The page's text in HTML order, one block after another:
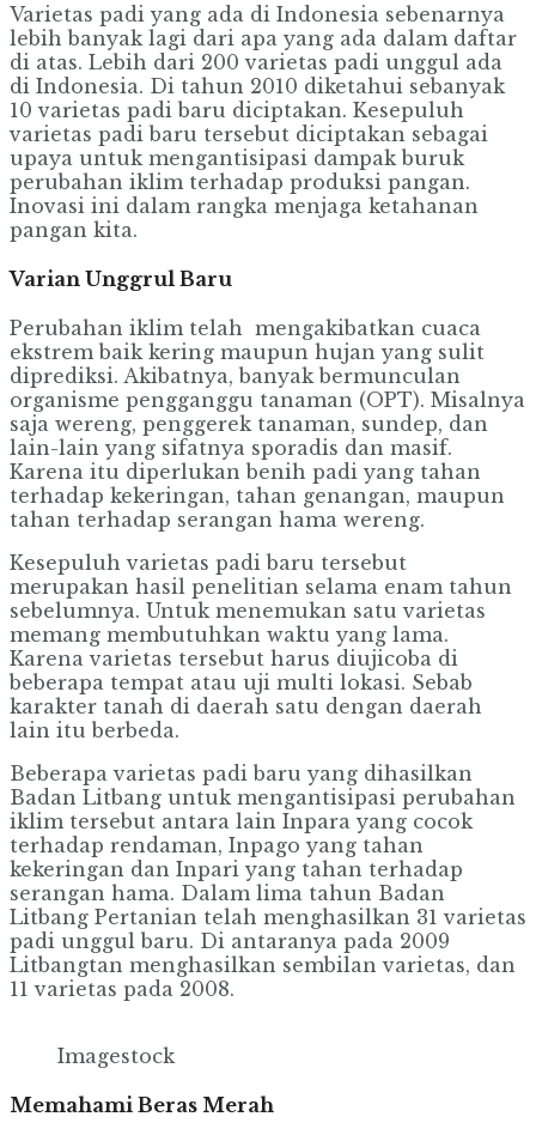
Varietas padi yang ada di Indonesia sebenarnya
lebih banyak lagi dari apa yang ada dalam daftar
di atas. Lebih dari 200 varietas padi unggul ada
di Indonesia. Di tahun 2010 diketahui sebanyak
10 varietas padi baru diciptakan. Kesepuluh
varietas padi baru tersebut diciptakan sebagai
upaya untuk mengantisipasi dampak buruk
perubahan iklim terhadap produksi pangan.
Inovasi ini dalam rangka menjaga ketahanan
pangan kita.
Varian Unggrul Baru
Perubahan iklim telah mengakibatkan cuaca
ekstrem baik kering maupun hujan yang sulit
diprediksi. Akibatnya, banyak bermunculan
organisme pengganggu tanaman (OPT). Misalnya
saja wereng, penggerek tanaman, sundep, dan
lain-lain yang sifatnya sporadis dan masif.
Karena itu diperlukan benih padi yang tahan
terhadap kekeringan, tahan genangan, maupun
tahan terhadap serangan hama wereng.
Kesepuluh varietas padi baru tersebut
merupakan hasil penelitian selama enam tahun
sebelumnya. Untuk menemukan satu varietas
memang membutuhkan waktu yang lama.
Karena varietas tersebut harus diujicoba di
beberapa tempat atau uji multi lokasi. Sebab
karakter tanah di daerah satu dengan daerah
lain itu berbeda.
Beberapa varietas padi baru yang dihasilkan
Badan Litbang untuk mengantisipasi perubahan
iklim tersebut antara lain Inpara yang cocok
terhadap rendaman, Inpago yang tahan
kekeringan dan Inpari yang tahan terhadap
serangan hama. Dalam lima tahun Badan
Litbang Pertanian telah menghasilkan 31 varietas
padi unggul baru. Di antaranya pada 2009
Litbangtan menghasilkan sembilan varietas, dan
11 varietas pada 2008.
Imagestock
Memahami Beras Merah